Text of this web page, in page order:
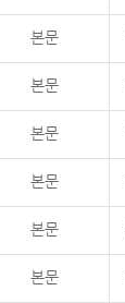
본문
본문
본문
본문
본문
본문